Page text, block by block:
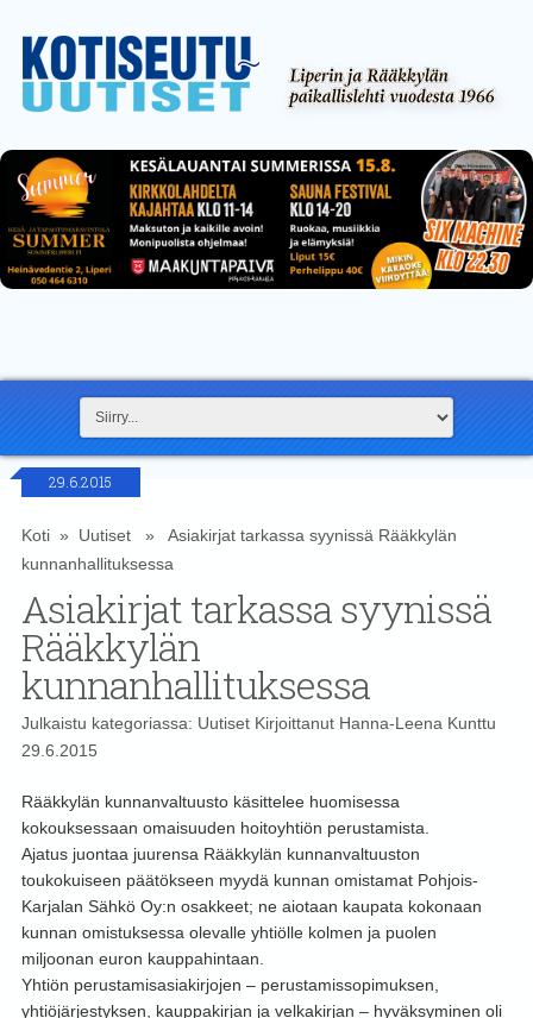
29.6.2015
Koti» Uutiset» Asiakirjat tarkassa syynissä Rääkkylän
kunnanhallituksessa
Asiakirjat tarkassa syynissä
Rääkkylän
kunnanhallituksessa
Julkaistu kategoriassa: UutisetKirjoittanut Hanna-Leena Kunttu
29.6.2015
Rääkkylän kunnanvaltuusto käsittelee huomisessa
kokouksessaan omaisuuden hoitoyhtiön perustamista.
Ajatus juontaa juurensa Rääkkylän kunnanvaltuuston
toukokuiseen päätökseen myydä kunnan omistamat Pohjois-
Karjalan Sähkö Oy:n osakkeet; ne aiotaan kaupata kokonaan
kunnan omistuksessa olevalle yhtiölle kolmen ja puolen
miljoonan euron kauppahintaan.
Yhtiön perustamisasiakirjojen – perustamissopimuksen,
yhtiöjärjestyksen, kauppakirjan ja velkakirjan – hyväksyminen oli